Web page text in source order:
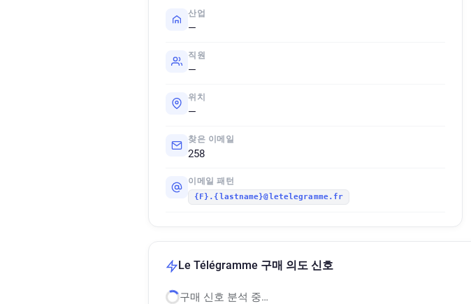
산업
—
직원
—
위치
—
찾은 이메일
258
이메일 패턴
{F}.{lastname}@letelegramme.fr
Le Télégramme 구매 의도 신호
구매 신호 분석 중…